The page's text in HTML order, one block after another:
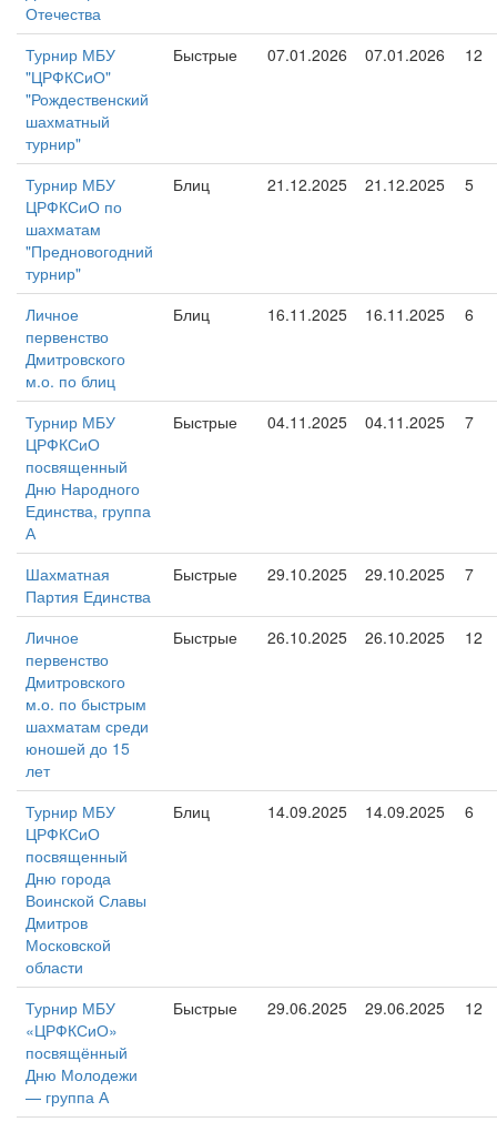
Отечества
Турнир МБУ
"ЦРФКСиО"
"Рождественский
шахматный
турнир"
Быстрые 07.01.2026 07.01.2026 12
Турнир МБУ
ЦРФКСиО по
шахматам
"Предновогодний
турнир"
Блиц 21.12.2025 21.12.2025 5
Личное
первенство
Дмитровского
м.о. по блиц
Блиц 16.11.2025 16.11.2025 6
Турнир МБУ
ЦРФКСиО
посвященный
Дню Народного
Единства, группа
А
Быстрые 04.11.2025 04.11.2025 7
Шахматная
Партия Единства
Быстрые 29.10.2025 29.10.2025 7
Личное
первенство
Дмитровского
м.о. по быстрым
шахматам среди
юношей до 15
лет
Быстрые 26.10.2025 26.10.2025 12
Турнир МБУ
ЦРФКСиО
посвященный
Дню города
Воинской Славы
Дмитров
Московской
области
Блиц 14.09.2025 14.09.2025 6
Турнир МБУ
«ЦРФКСиО»
посвящённый
Дню Молодежи
— группа А
Быстрые 29.06.2025 29.06.2025 12